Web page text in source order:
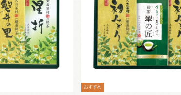
おすすめ